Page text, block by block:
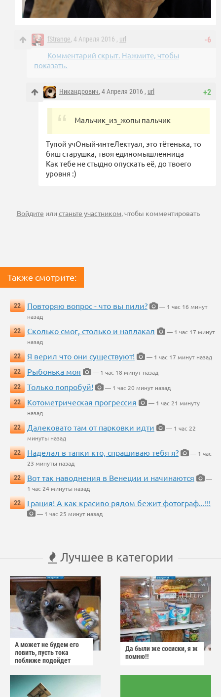
-6
fStrange, 4 Апреля 2016 , url
Комментарий скрыт. Нажмите, чтобы
показать.
+2
Никандрович, 4 Апреля 2016 , url
Мальчик_из_жопы пальчик
Тупой учОный-интеЛектуал, это тётенька, то
биш старушка, твоя единомышленница
Как тебе не стыдно опускать её, до твоего
уровня :)
Войдите илистаньте участником, чтобы комментировать
Также смотрите:
22 Повторяю вопрос - что вы пили?
— 1 час 16 минут
назад
22
Сколько смог, столько и наплакал
— 1 час 17 минут
назад
22
Я верил что они существуют!
— 1 час 17 минут назад
22
Рыбонька моя
— 1 час 18 минут назад
22
Только попробуй!
— 1 час 20 минут назад
22
Котометрическая прогрессия
— 1 час 21 минуту
назад
22
Далековато там от парковки идти
— 1 час 22
минуты назад
22
Наделал в тапки кто, спрашиваю тебя я?
— 1 час
23 минуты назад
22
Вот так наводнения в Венеции и начинаются
—
1 час 24 минуты назад
22
Грация! А как красиво рядом бежит фотограф...!!!
— 1 час 25 минут назад
Лучшее в категории
А может не будем его
ловить, пусть тока
поближе подойдет
Да были же сосиски, я ж
помню!!